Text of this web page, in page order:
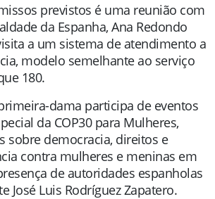
previstos é uma reunião com
da Espanha, Ana Redondo
a um sistema de atendimento a
modelo semelhante ao serviço
180.
dama participa de eventos
da COP30 para Mulheres,
sobre democracia, direitos e
contra mulheres e meninas em
de autoridades espanholas
José Luis Rodríguez Zapatero.